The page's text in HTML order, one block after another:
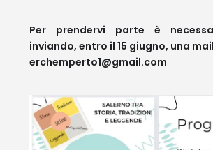
Per prendervi parte è
inviando, entro il 15 giugno, una
erchemperto1@gmail.com